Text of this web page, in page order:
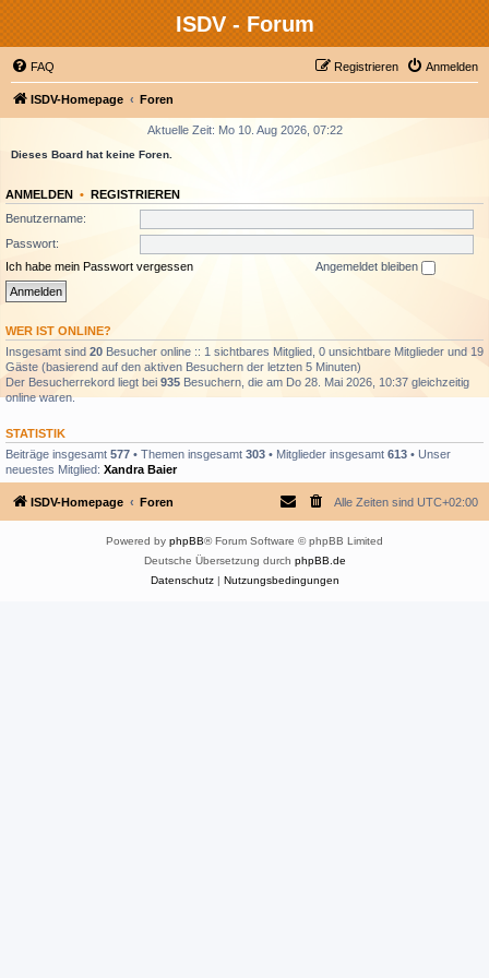
ISDV - Forum
FAQ Anmelden
Registrieren
ISDV-Homepage Foren
Aktuelle Zeit: Mo 10. Aug 2026, 07:22
Dieses Board hat keine Foren.
ANMELDEN • REGISTRIEREN
Benutzername:
Passwort:
Ich habe mein Passwort vergessen
Angemeldet bleiben
WER IST ONLINE?
Insgesamt sind 20 Besucher online :: 1 sichtbares Mitglied, 0 unsichtbare Mitglieder und 19
Gäste (basierend auf den aktiven Besuchern der letzten 5 Minuten)
Der Besucherrekord liegt bei 935 Besuchern, die am Do 28. Mai 2026, 10:37 gleichzeitig
online waren.
STATISTIK
Beiträge insgesamt 577 • Themen insgesamt 303 • Mitglieder insgesamt 613 • Unser
neuestes Mitglied: Xandra Baier
ISDV-Homepage Foren Alle Zeiten sind UTC+02:00
Powered by phpBB® Forum Software © phpBB Limited
Deutsche Übersetzung durch phpBB.de
Datenschutz| Nutzungsbedingungen